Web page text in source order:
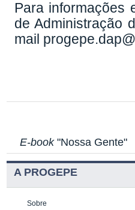
Para informações
de Administração
mail
E-book"Nossa Gente"
A PROGEPE
Sobre